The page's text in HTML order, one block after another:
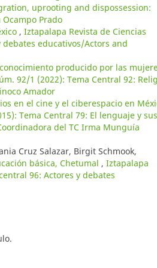
uprooting and dispossession:
Prado
, Iztapalapa Revista de Ciencias
educativos/Actors and
producido por las
92/1 (2022): Tema Central 92:
Amador
en el cine y el ciberespacio en
Tema Central 79: El lenguaje y sus
del TC Irma Munguía
Cruz Salazar, Birgit Schmook,
básica, Chetumal , Iztapalapa
96: Actores y debates